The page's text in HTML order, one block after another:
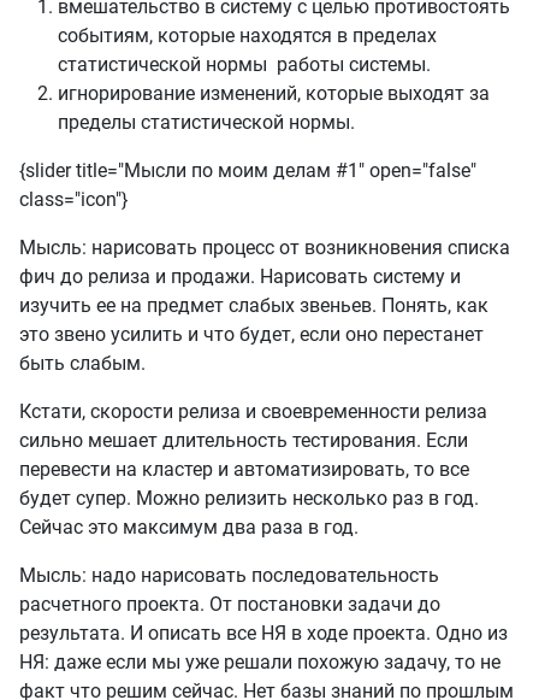
вмешательство в систему с целью противостоять
событиям, которые находятся в пределах
статистической нормы работы системы.
игнорирование изменений, которые выходят за
пределы статистической нормы.
{slider title="Мысли по моим делам #1" open="false"
class="icon"}
Мысль: нарисовать процесс от возникновения списка
фич до релиза и продажи. Нарисовать систему и
изучить ее на предмет слабых звеньев. Понять, как
это звено усилить и что будет, если оно перестанет
быть слабым.
Кстати, скорости релиза и своевременности релиза
сильно мешает длительность тестирования. Если
перевести на кластер и автоматизировать, то все
будет супер. Можно релизить несколько раз в год.
Сейчас это максимум два раза в год.
Мысль: надо нарисовать последовательность
расчетного проекта. От постановки задачи до
результата. И описать все НЯ в ходе проекта. Одно из
НЯ: даже если мы уже решали похожую задачу, то не
факт что решим сейчас. Нет базы знаний по прошлым